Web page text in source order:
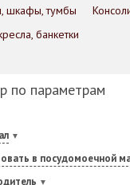
шкафы, тумбы
банкетки
по параметрам
в посудомоечной